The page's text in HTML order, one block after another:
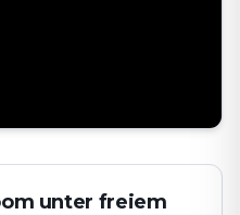
unter freiem